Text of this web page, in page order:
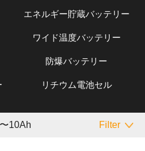
エネルギー貯蔵バッテリー
ワイド温度バッテリー
防爆バッテリー
リチウム電池セル
10Ah Filter